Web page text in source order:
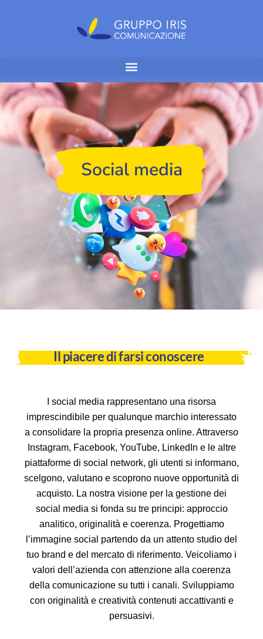
Social media
Il piacere di farsi conoscere
I social media rappresentano una risorsa
imprescindibile per qualunque marchio interessato
a consolidare la propria presenza online. Attraverso
Instagram, Facebook, YouTube, LinkedIn e le altre
piattaforme di social network, gli utenti si informano,
scelgono, valutano e scoprono nuove opportunità di
acquisto. La nostra visione per la gestione dei
social media si fonda su tre principi: approccio
analitico, originalità e coerenza. Progettiamo
l’immagine social partendo da un attento studio del
tuo brand e del mercato di riferimento. Veicoliamo i
valori dell’azienda con attenzione alla coerenza
della comunicazione su tutti i canali. Sviluppiamo
con originalità e creatività contenuti accattivanti e
persuasivi.